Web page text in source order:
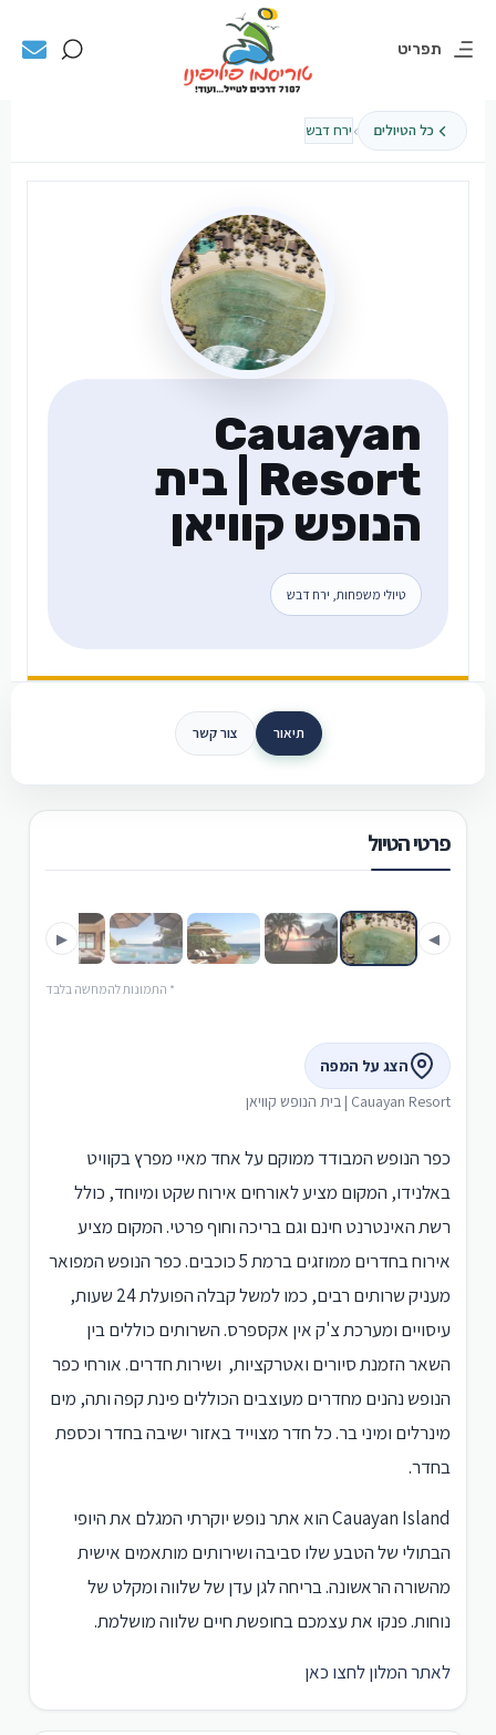
תפריט
כל הטיולים ›ירח דבש
Cauayan
Resort | בית
הנופש קוויאן
טיולי משפחות, ירח דבש
תיאור צור קשר
פרטי הטיול
◀
▶
* התמונות להמחשה בלבד
הצג על המפה
Cauayan Resort | בית הנופש קוויאן
כפר הנופש המבודד ממוקם על אחד מאיי מפרץ בקוויט
באלנידו, המקום מציע לאורחים אירוח שקט ומיוחד, כולל
רשת האינטרנט חינם וגם בריכה וחוף פרטי. המקום מציע
אירוח בחדרים ממוזגים ברמת 5 כוכבים. כפר הנופש המפואר
מעניק שרותים רבים, כמו למשל קבלה הפועלת 24 שעות,
עיסויים ומערכת צ'ק אין אקספרס. השרותים כוללים בין
השאר הזמנת סיורים ואטרקציות, ושירות חדרים. אורחי כפר
הנופש נהנים מחדרים מעוצבים הכוללים פינת קפה ותה, מים
מינרלים ומיני בר. כל חדר מצוייד באזור ישיבה בחדר וכספת
בחדר.
Cauayan Island הוא אתר נופש יוקרתי המגלם את היופי
הבתולי של הטבע שלו סביבה ושירותים מותאמים אישית
מהשורה הראשונה. בריחה לגן עדן של שלווה ומקלט של
נוחות. פנקו את עצמכם בחופשת חיים שלווה מושלמת.
לאתר המלון לחצו כאן